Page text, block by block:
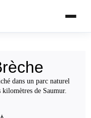
dans un parc naturel
de Saumur.